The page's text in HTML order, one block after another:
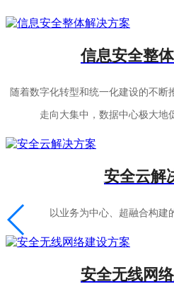
信息安全整
随着数字化转型和统一化建设的不断
走向大集中，数据中心极大地
安全云解
以业务为中心、超融合构建
安全无线网